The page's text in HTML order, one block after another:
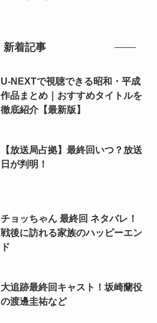
新着記事
U-NEXTで視聴できる昭和・平成
作品まとめ｜おすすめタイトルを
徹底紹介【最新版】
【放送局占拠】最終回いつ？放送
日が判明！
チョッちゃん 最終回 ネタバレ！
戦後に訪れる家族のハッピーエン
ド
大追跡最終回キャスト！坂崎蘭役
の渡邊圭祐など